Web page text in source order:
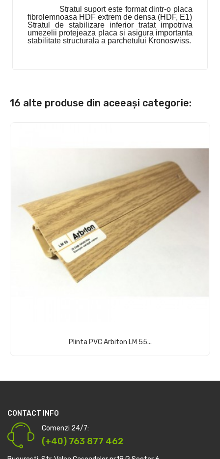
Stratul suport este format dintr-o placa
fibrolemnoasa HDF extrem de densa (HDF, E1)
Stratul de stabilizare inferior tratat impotriva
umezelii protejeaza placa si asigura importanta
stabilitate structurala a parchetului Kronoswiss.
16 alte produse din aceeași categorie:
Plinta PVC Arbiton LM 55...
CONTACT INFO
Comenzi 24/7:
(+40) 763 877 462